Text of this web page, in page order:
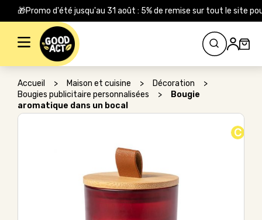
🎁Promo d'été jusqu'au 31 août : 5% de remise sur tout le site
Rechercher :
Accueil > Maison et cuisine > Décoration
>
Bougies publicitaire personnalisées
>
Bougie
aromatique dans un bocal
C